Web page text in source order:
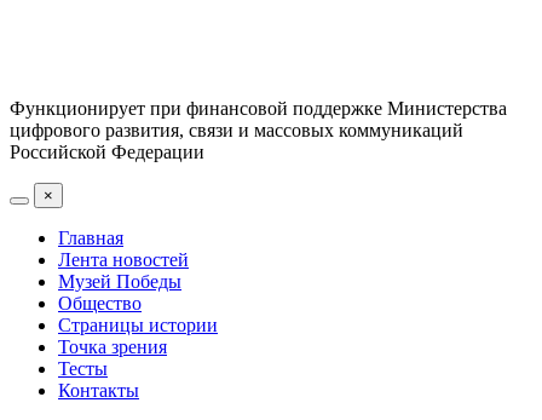
Функционирует при финансовой поддержке Министерства
цифрового развития, связи и массовых коммуникаций
Российской Федерации
×
Главная
Лента новостей
Музей Победы
Общество
Страницы истории
Точка зрения
Тесты
Контакты